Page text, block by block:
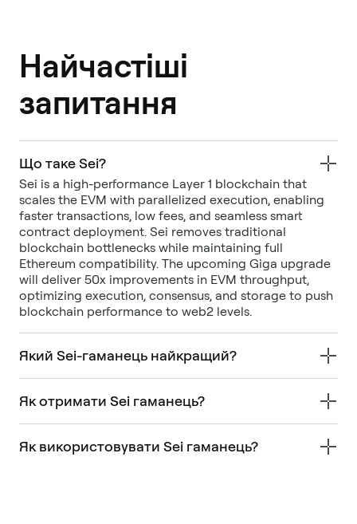
Найчастіші
запитання
Що таке Sei?
Sei is a high-performance Layer 1 blockchain that
scales the EVM with parallelized execution, enabling
faster transactions, low fees, and seamless smart
contract deployment. Sei removes traditional
blockchain bottlenecks while maintaining full
Ethereum compatibility. The upcoming Giga upgrade
will deliver 50x improvements in EVM throughput,
optimizing execution, consensus, and storage to push
blockchain performance to web2 levels.
Який Sei-гаманець найкращий?
Як отримати Sei гаманець?
Як використовувати Sei гаманець?